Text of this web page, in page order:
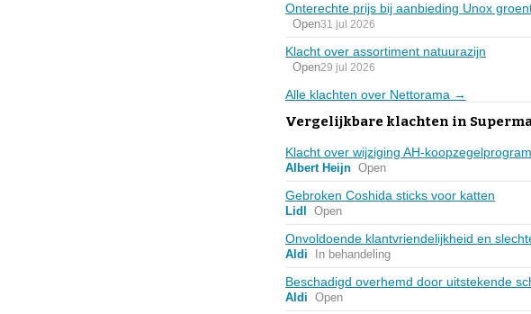
Onterechte prijs bij aanbieding Unox
Open31 jul 2026
Klacht over assortiment natuurazijn
Open29 jul 2026
Alle klachten over Nettorama →
Vergelijkbare klachten in
Klacht over wijziging AH-
Albert Heijn Open
Gebroken Coshida sticks voor katten
Lidl Open
Onvoldoende klantvriendelijkheid en
Aldi In behandeling
Beschadigd overhemd door uitstekende
Aldi Open